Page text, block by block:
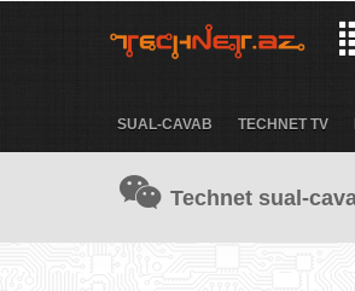
SUAL-CAVAB TECHNET TV
Technet sual-